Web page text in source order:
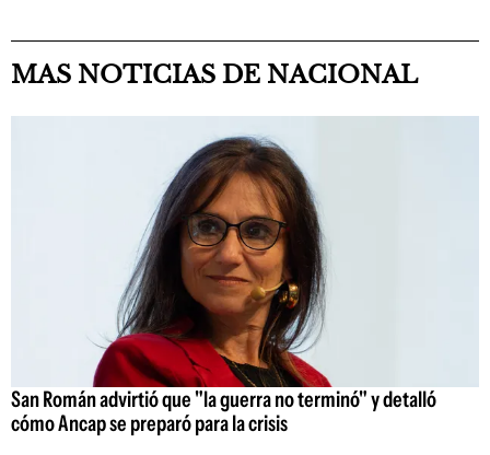
MAS NOTICIAS DE NACIONAL
San Román advirtió que "la guerra no terminó" y detalló
cómo Ancap se preparó para la crisis